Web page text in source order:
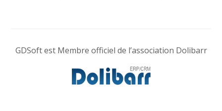
GDSoft est Membre officiel de l’association Dolibarr